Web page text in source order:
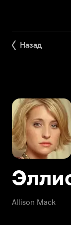
Назад
Allison Mack